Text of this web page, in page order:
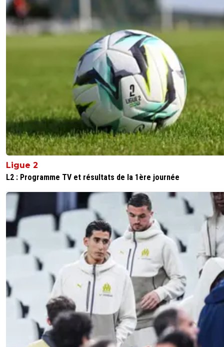
Ligue 2
L2 : Programme TV et résultats de la 1ère journée